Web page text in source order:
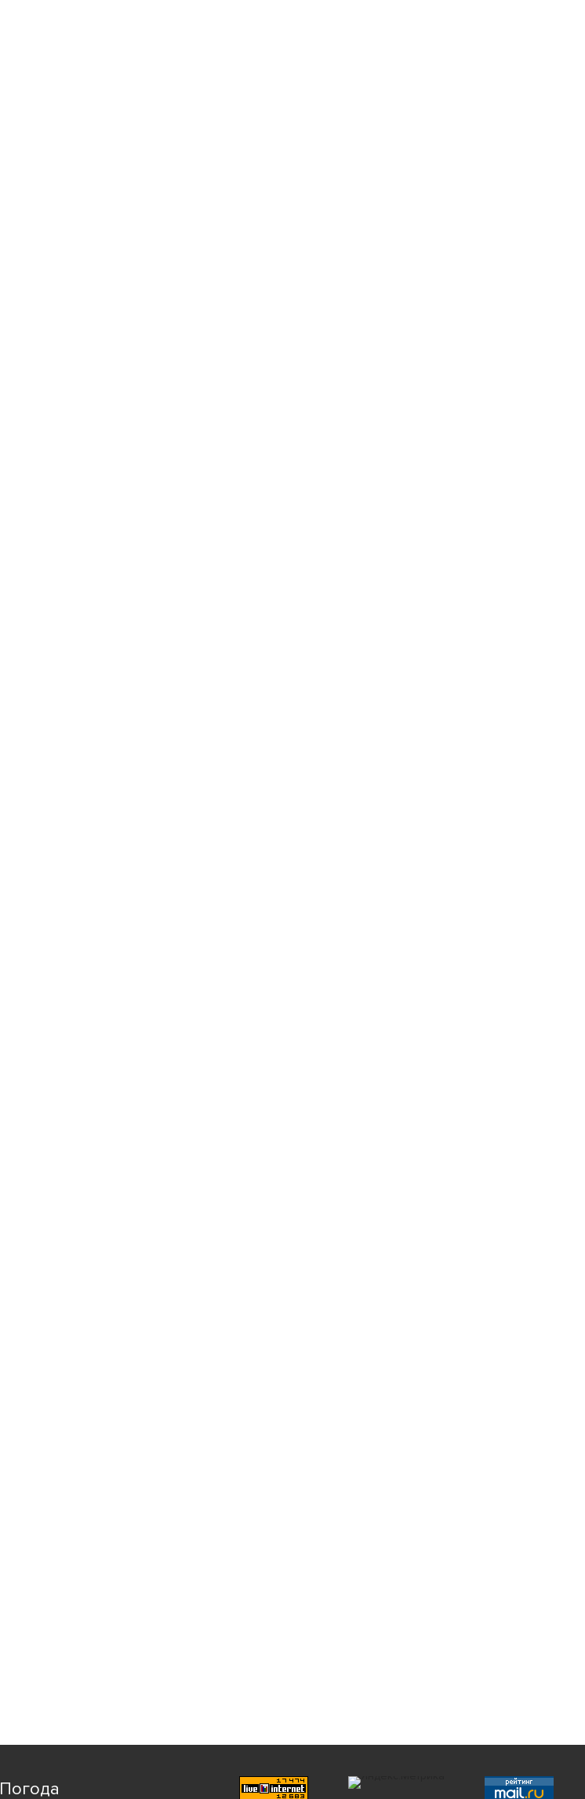
Погода